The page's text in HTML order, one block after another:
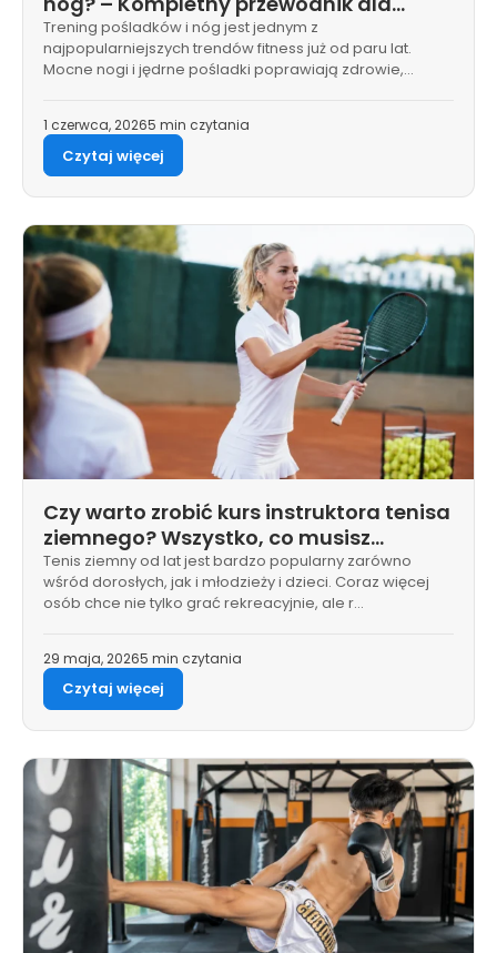
początkujących i trenerów
Trening pośladków i nóg jest jednym z
najpopularniejszych trendów fitness już od paru lat.
Mocne nogi i jędrne pośladki poprawiają zdrowie,
1 czerwca, 20265 min czytania
Czytaj więcej
Czy warto zrobić kurs instruktora tenisa
ziemnego? Wszystko, co musisz
wiedzieć
Tenis ziemny od lat jest bardzo popularny zarówno
wśród dorosłych, jak i młodzieży i dzieci. Coraz więcej
osób chce nie tylko grać rekreacyjnie, ale r…
29 maja, 20265 min czytania
Czytaj więcej